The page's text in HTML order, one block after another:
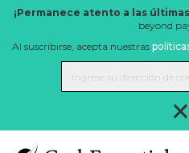
¡Permanece atento a las
beyond
Al suscribirse, acepta nuestras
×